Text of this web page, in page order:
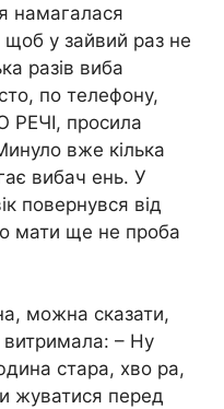
намагалася
щоб у зайвий раз не
разів виба
по телефону,
РЕЧІ, просила
вже кілька
вибач ень. У
повернувся від
мати ще не проба
можна сказати,
витримала: – Ну
стара, хво ра,
жуватися перед